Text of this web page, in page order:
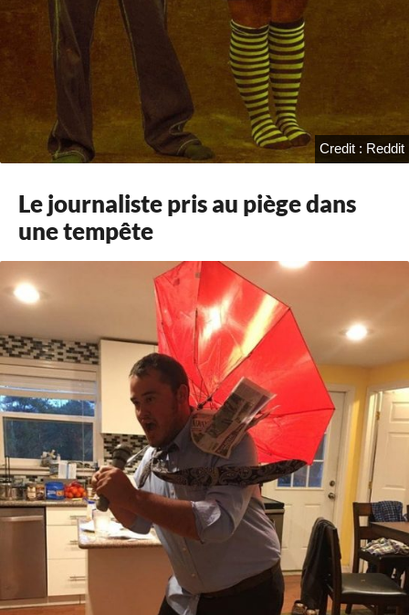
Credit : Reddit
Le journaliste pris au piège dans
une tempête